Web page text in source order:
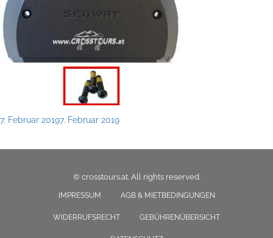
Posted
7. Februar 20197. Februar 2019
© crosstours.at. All rights reserved.
IMPRESSUM AGB & MIETBEDINGUNGEN
WIDERRUFSRECHT GEBÜHRENÜBERSICHT